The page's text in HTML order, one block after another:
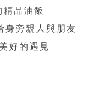
品油飯
身旁親人與朋友
好的遇見